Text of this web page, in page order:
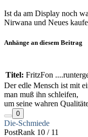
Ist da am Display noch
Nirwana und Neues
Anhänge an diesem Beitrag
Titel: FritzFon
Der edle Mensch ist mit
man muß ihn schleifen,
um seine wahren
0
Die-Schmiede
PostRank 10 / 11